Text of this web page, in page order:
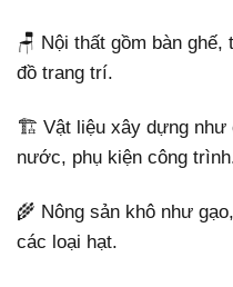
🪑 Nội thất gồm bàn
đồ trang trí.
🏗️ Vật liệu xây dựng như
nước, phụ kiện công
🌾 Nông sản khô như
các loại hạt.